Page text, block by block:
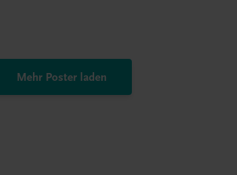
Mehr Poster laden